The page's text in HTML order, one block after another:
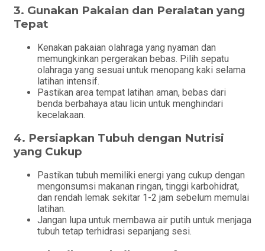
3. Gunakan Pakaian dan Peralatan yang
Tepat
Kenakan pakaian olahraga yang nyaman dan
memungkinkan pergerakan bebas. Pilih sepatu
olahraga yang sesuai untuk menopang kaki selama
latihan intensif.
Pastikan area tempat latihan aman, bebas dari
benda berbahaya atau licin untuk menghindari
kecelakaan.
4. Persiapkan Tubuh dengan Nutrisi
yang Cukup
Pastikan tubuh memiliki energi yang cukup dengan
mengonsumsi makanan ringan, tinggi karbohidrat,
dan rendah lemak sekitar 1-2 jam sebelum memulai
latihan.
Jangan lupa untuk membawa air putih untuk menjaga
tubuh tetap terhidrasi sepanjang sesi.